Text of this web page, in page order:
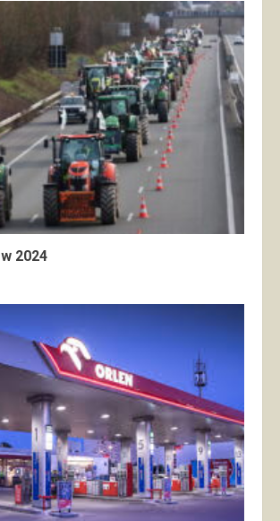
2024